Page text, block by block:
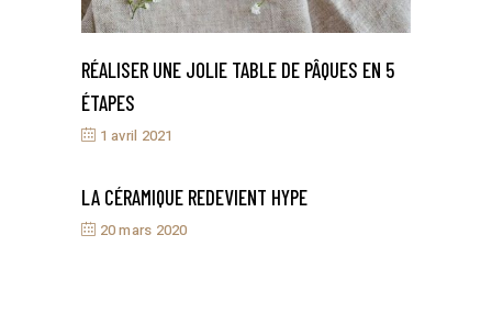
RÉALISER UNE JOLIE TABLE DE PÂQUES EN 5
ÉTAPES
1 avril 2021
LA CÉRAMIQUE REDEVIENT HYPE
20 mars 2020